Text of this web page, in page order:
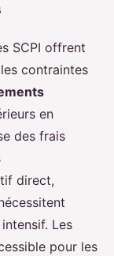
SCPI offrent
contraintes
en
des frais
direct,
Les
pour les